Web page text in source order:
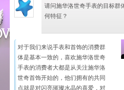
请问施华洛世奇手表的目标群
何特征？
对于我们来说手表和首饰的消费群
体是基本一致的，喜欢施华洛世奇
手表的消费者大都是从关注施华洛
世奇首饰开始的，他们拥有的共同
点就是对闪亮璀璨水晶的喜爱，对